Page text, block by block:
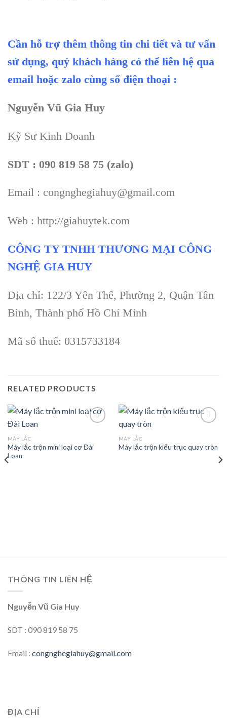
Cần hỗ trợ thêm thông tin chi tiết và tư vấn
sử dụng, quý khách hàng có thể liên hệ qua
email hoặc zalo cùng số điện thoại :
Nguyễn Vũ Gia Huy
Kỹ Sư Kinh Doanh
SDT : 090 819 58 75 (zalo)
Email : congnghegiahuy@gmail.com
Web : http://giahuytek.com
CÔNG TY TNHH THƯƠNG MẠI CÔNG
NGHỆ GIA HUY
Địa chỉ: 122/3 Yên Thế, Phường 2, Quận Tân
Bình, Thành phố Hồ Chí Minh
Mã số thuế: 0315733184
RELATED PRODUCTS
Add to
MÁY LẮC
Máy lắc trộn mini loại cơ Đài
Loan
Add to
MÁY LẮC
Máy lắc trộn kiểu trục quay tròn
THÔNG TIN LIÊN HỆ
Nguyễn Vũ Gia Huy
SDT : 090 819 58 75
Email : congnghegiahuy@gmail.com
ĐỊA CHỈ